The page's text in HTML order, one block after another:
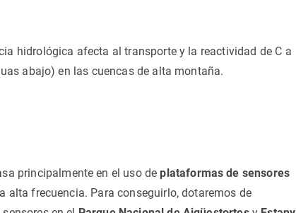
hidrológica afecta al transporte y la reactividad de C a
abajo) en las cuencas de alta montaña.
principalmente en el uso deplataformas de sensores
alta frecuencia. Para conseguirlo, dotaremos de